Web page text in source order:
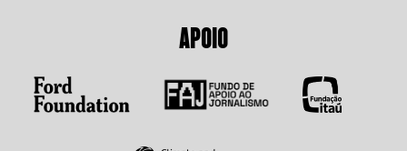
APOIO